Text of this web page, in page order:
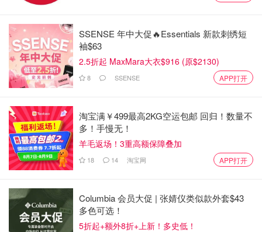
拓麻歌子（Tamagotchi）
想养宠物却不想承担现实责任？万代（Bandai）推出的拓
麻歌子（Tamagotchi）电子宠物正是为你量身定制。这款蛋
形塑料玩具于1996年在日本首次推出，并在1990年代末至
2000年代风靡全球，让无数消费者为之着迷。
用户需要通过按下按钮来模拟喂食、管教和与屏幕上的虚拟
SSENSE 年中大促🔥Essentials 新款刺绣短
袖$63
2.5折起 MaxMara大衣$916 (原$2130)
8 SSENSE APP打开
淘宝满￥499最高2KG空运包邮 回归！数量不
多！手慢无！
羊毛返场！3重高额保障叠加
18 14 淘宝网 APP打开
Columbia 会员大促 | 张婧仪类似款外套$43
多色可选！
5折起+额外8折+上新！多史低！